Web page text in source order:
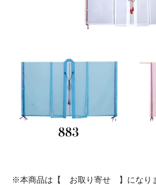
※本商品は【 お取り寄せ 】になり